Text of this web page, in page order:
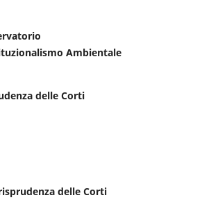
Ambientale
delle Corti
delle Corti